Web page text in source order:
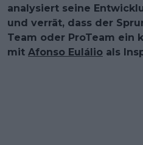
analysiert seine
und verrät, dass der
Team oder ProTeam ein
mit Afonso Eulálio als